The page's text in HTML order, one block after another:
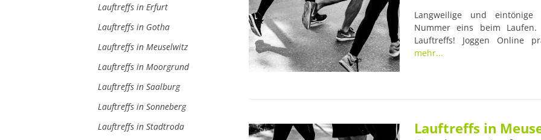
Lauftreffs in Erfurt
Lauftreffs in Gotha
Lauftreffs in Meuselwitz
Lauftreffs in Moorgrund
Lauftreffs in Saalburg
Lauftreffs in Sonneberg
Lauftreffs in Stadtroda
Langweilige und eintönige
Nummer eins beim
Lauftreffs! Joggen Online
Naturkundemuseum. Viele
mehr...
Lauftreffs in